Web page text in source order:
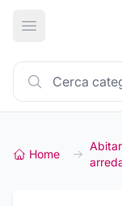
Apri menu
Home